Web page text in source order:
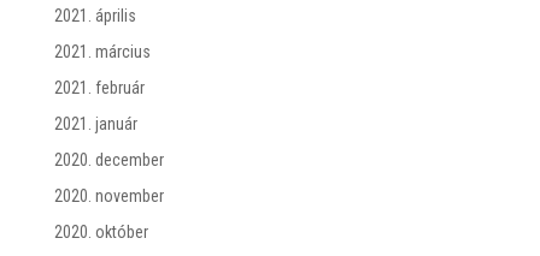
2021. április
2021. március
2021. február
2021. január
2020. december
2020. november
2020. október